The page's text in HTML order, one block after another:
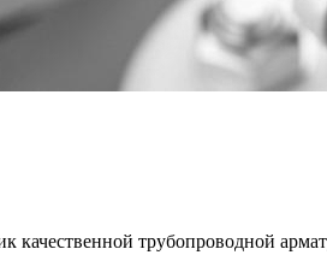
качественной трубопроводной